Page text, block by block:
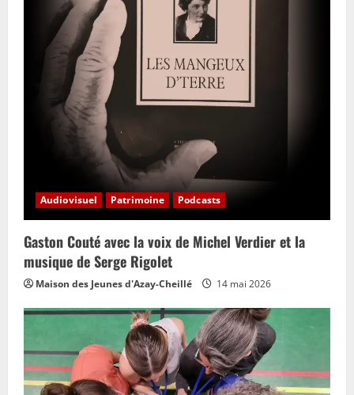
Audiovisuel Patrimoine Podcasts
Gaston Couté avec la voix de Michel Verdier et la
musique de Serge Rigolet
Maison des Jeunes d'Azay-Cheillé 14 mai 2026